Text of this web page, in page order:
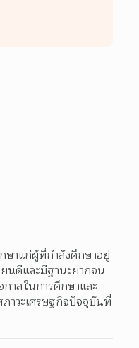
ษาแก่ผู้ที่กำลังศึกษาอยู่
นดีและมีฐานะยากจน
กาสในการศึกษาและ
าวะเศรษฐกิจปัจจุบันที่